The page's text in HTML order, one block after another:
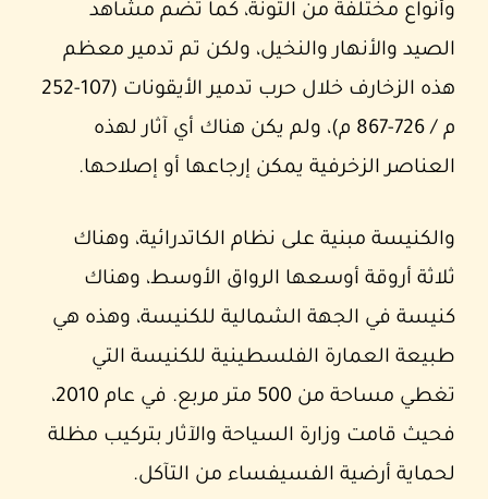
وأنواع مختلفة من التونة، كما تضم مشاهد
الصيد والأنهار والنخيل، ولكن تم تدمير معظم
هذه الزخارف خلال حرب تدمير الأيقونات (107-252
م / 726-867 م)، ولم يكن هناك أي آثار لهذه
العناصر الزخرفية يمكن إرجاعها أو إصلاحها.
والكنيسة مبنية على نظام الكاتدرائية، وهناك
ثلاثة أروقة أوسعها الرواق الأوسط، وهناك
كنيسة في الجهة الشمالية للكنيسة، وهذه هي
طبيعة العمارة الفلسطينية للكنيسة التي
تغطي مساحة من 500 متر مربع. في عام 2010،
فحيث قامت وزارة السياحة والآثار بتركيب مظلة
لحماية أرضية الفسيفساء من التآكل.